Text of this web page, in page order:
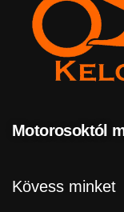
Motorosoktól
Kövess minket